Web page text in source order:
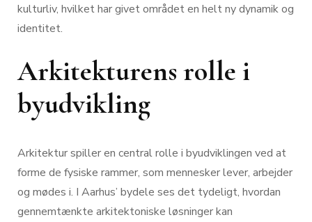
kulturliv, hvilket har givet området en helt ny dynamik og
identitet.
Arkitekturens rolle i
byudvikling
Arkitektur spiller en central rolle i byudviklingen ved at
forme de fysiske rammer, som mennesker lever, arbejder
og mødes i. I Aarhus’ bydele ses det tydeligt, hvordan
gennemtænkte arkitektoniske løsninger kan